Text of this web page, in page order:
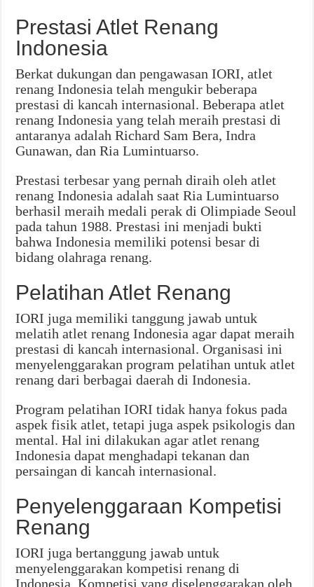
Prestasi Atlet Renang
Indonesia
Berkat dukungan dan pengawasan IORI, atlet
renang Indonesia telah mengukir beberapa
prestasi di kancah internasional. Beberapa atlet
renang Indonesia yang telah meraih prestasi di
antaranya adalah Richard Sam Bera, Indra
Gunawan, dan Ria Lumintuarso.
Prestasi terbesar yang pernah diraih oleh atlet
renang Indonesia adalah saat Ria Lumintuarso
berhasil meraih medali perak di Olimpiade Seoul
pada tahun 1988. Prestasi ini menjadi bukti
bahwa Indonesia memiliki potensi besar di
bidang olahraga renang.
Pelatihan Atlet Renang
IORI juga memiliki tanggung jawab untuk
melatih atlet renang Indonesia agar dapat meraih
prestasi di kancah internasional. Organisasi ini
menyelenggarakan program pelatihan untuk atlet
renang dari berbagai daerah di Indonesia.
Program pelatihan IORI tidak hanya fokus pada
aspek fisik atlet, tetapi juga aspek psikologis dan
mental. Hal ini dilakukan agar atlet renang
Indonesia dapat menghadapi tekanan dan
persaingan di kancah internasional.
Penyelenggaraan Kompetisi
Renang
IORI juga bertanggung jawab untuk
menyelenggarakan kompetisi renang di
Indonesia. Kompetisi yang diselenggarakan oleh